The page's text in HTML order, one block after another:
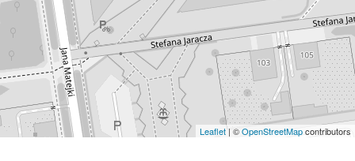
Leaflet | ©OpenStreetMapcontributors